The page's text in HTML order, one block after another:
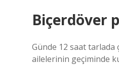
Biçerdöver
Günde 12 saat tarlada
ailelerinin geçiminde